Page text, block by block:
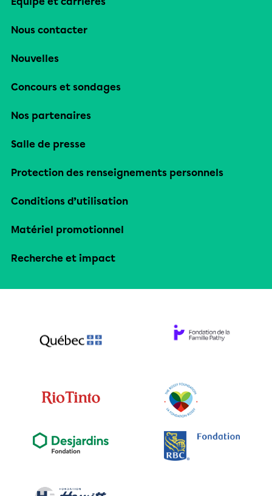
Nous contacter
Nouvelles
Concours et sondages
Nos partenaires
Salle de presse
Protection des renseignements personnels
Conditions d’utilisation
Matériel promotionnel
Recherche et impact